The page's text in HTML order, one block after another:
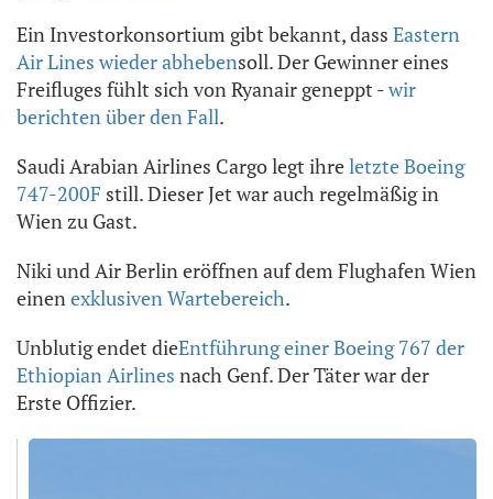
Ein Investorkonsortium gibt bekannt, dass Eastern
Air Lines wieder abhebensoll. Der Gewinner eines
Freifluges fühlt sich von Ryanair geneppt -wir
berichten über den Fall.
Saudi Arabian Airlines Cargo legt ihreletzte Boeing
747-200F still. Dieser Jet war auch regelmäßig in
Wien zu Gast.
Niki und Air Berlin eröffnen auf dem Flughafen Wien
einenexklusiven Wartebereich.
Unblutig endet dieEntführung einer Boeing 767 der
Ethiopian Airlines nach Genf. Der Täter war der
Erste Offizier.